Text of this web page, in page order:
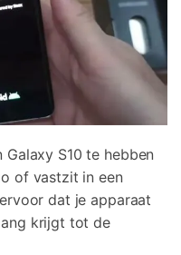
S10 te hebben
of vastzit in een
dat je apparaat
krijgt tot de